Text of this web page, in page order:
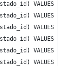
VALUES
VALUES
VALUES
VALUES
VALUES
VALUES